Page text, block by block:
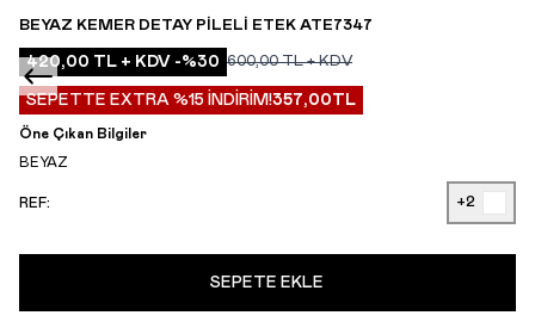
BEYAZ KEMER DETAY PILELI ETEK ATE7347
420,00 TL + KDV -%30 600,00TL + KDV
SEPETTE EXTRA %15 İNDİRİM!357,00TL
Öne Çıkan Bilgiler
BEYAZ
REF: +2
SEPETE EKLE